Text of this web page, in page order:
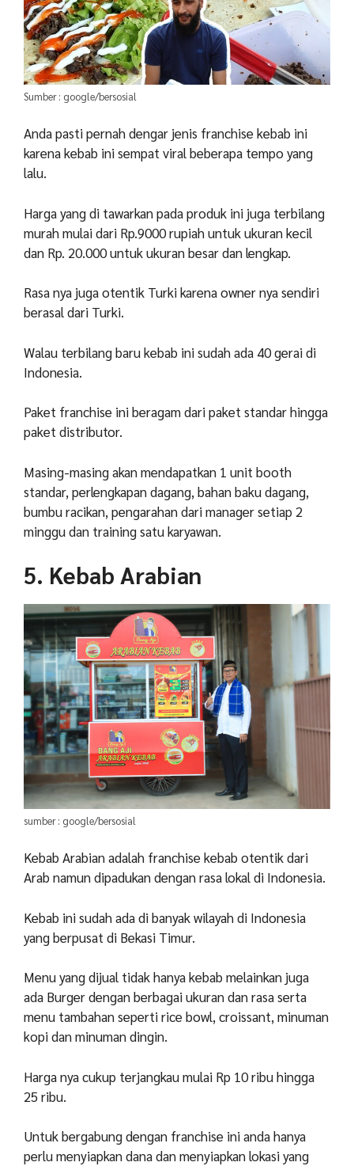
Sumber : google/bersosial
Anda pasti pernah dengar jenis franchise kebab ini
karena kebab ini sempat viral beberapa tempo yang
lalu.
Harga yang di tawarkan pada produk ini juga terbilang
murah mulai dari Rp.9000 rupiah untuk ukuran kecil
dan Rp. 20.000 untuk ukuran besar dan lengkap.
Rasa nya juga otentik Turki karena owner nya sendiri
berasal dari Turki.
Walau terbilang baru kebab ini sudah ada 40 gerai di
Indonesia.
Paket franchise ini beragam dari paket standar hingga
paket distributor.
Masing-masing akan mendapatkan 1 unit booth
standar, perlengkapan dagang, bahan baku dagang,
bumbu racikan, pengarahan dari manager setiap 2
minggu dan training satu karyawan.
5. Kebab Arabian
sumber : google/bersosial
Kebab Arabian adalah franchise kebab otentik dari
Arab namun dipadukan dengan rasa lokal di Indonesia.
Kebab ini sudah ada di banyak wilayah di Indonesia
yang berpusat di Bekasi Timur.
Menu yang dijual tidak hanya kebab melainkan juga
ada Burger dengan berbagai ukuran dan rasa serta
menu tambahan seperti rice bowl, croissant, minuman
kopi dan minuman dingin.
Harga nya cukup terjangkau mulai Rp 10 ribu hingga
25 ribu.
Untuk bergabung dengan franchise ini anda hanya
perlu menyiapkan dana dan menyiapkan lokasi yang